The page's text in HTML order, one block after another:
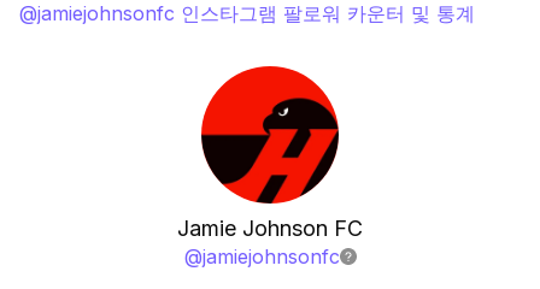
@jamiejohnsonfc 인스타그램 팔로워 카운터 및 통계
Jamie Johnson FC
@jamiejohnsonfc